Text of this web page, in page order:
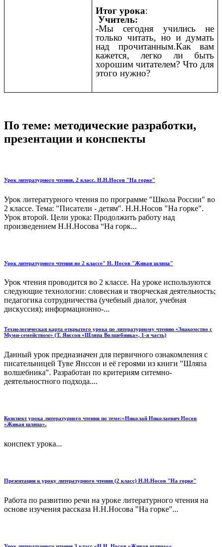
Итог урока:
Учитель:
-Мы сегодня учились не
только читать, но и думать
над прочитанным.Как вам
кажется, легко ли быть
хорошим читателем? Что для
этого нужно?
По теме: методические разработки,
презентации и конспекты
Урок литературного чтения. 2 класс. Н.Н.Носов "На горке"
Урок литературного чтения по программе "Школа России" во
2 классе. Тема: "Писатели - детям". Н.Н.Носов "На горке".
Урок второй. Цели урока: Продолжить работу над
произведением Н.Н.Носова “На горк...
Урок литературного чтения во 2 классе" Н. Носов "Живая шляпа"
Урок чтения проводится во 2 классе. На уроке используются
следующие технологии: словесная и творческая деятельность;
педагогика сотрудничества (учебный диалог, учебная
дискуссия); информационно-...
Технологическая карта открытого урока по литературному чтению «Знакомство с
Муми-семейством» (Т. Янссон «Шляпа Волшебника», 1-я часть)
Данный урок предназначен для первичного ознакомления с
писательницей Туве Янссон и её героями из книги "Шляпа
волшебника". Разработан по критериям ситемно-
деятельностного подхода....
Конспект урока литературного чтения по теме:«Николай Николаевич Носов
«Живая шляпа».
конспект урока...
Презентация к уроку литературного чтения (2 класс) Н.Н.Носов "На горке"
Работа по развитию речи на уроке литературного чтения на
основе изучения рассказа Н.Н.Носова "На горке"...